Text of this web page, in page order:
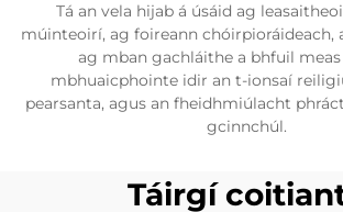
Tá an vela hijab á úsáid ag
múinteoirí, ag foireann chóirpioráideach,
ag mban gachláithe a bhfuil meas
mbhuaicphointe idir an t-ionsaí
pearsanta, agus an fheidhmiúlacht
gcinnchúl.
Táirgí